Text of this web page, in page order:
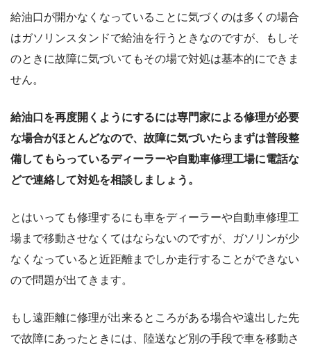
給油口が開かなくなっていることに気づくのは多くの場合
はガソリンスタンドで給油を行うときなのですが、もしそ
のときに故障に気づいてもその場で対処は基本的にできま
せん。
給油口を再度開くようにするには専門家による修理が必要
な場合がほとんどなので、故障に気づいたらまずは普段整
備してもらっているディーラーや自動車修理工場に電話な
どで連絡して対処を相談しましょう。
とはいっても修理するにも車をディーラーや自動車修理工
場まで移動させなくてはならないのですが、ガソリンが少
なくなっていると近距離までしか走行することができない
ので問題が出てきます。
もし遠距離に修理が出来るところがある場合や遠出した先
で故障にあったときには、陸送など別の手段で車を移動さ